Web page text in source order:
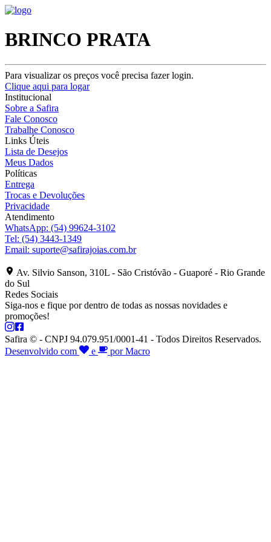
BRINCO PRATA
Para visualizar os preços você precisa fazer login.
Clique aqui para logar
Institucional
Sobre a Safira
Fale Conosco
Trabalhe Conosco
Links Úteis
Lista de Desejos
Meus Dados
Políticas
Entrega
Trocas e Devoluções
Privacidade
Atendimento
WhatsApp: (54) 99624-3102
Tel: (54) 3443-1349
Email: suporte@safirajoias.com.br
Av. Silvio Sanson, 310L - São Cristóvão - Guaporé - Rio Grande
do Sul
Redes Sociais
Siga-nos e fique por dentro de todas as nossas novidades e
promoções!
Safira © - CNPJ 94.079.951/0001-41 - Todos Direitos Reservados.
Desenvolvido com
e por Macro